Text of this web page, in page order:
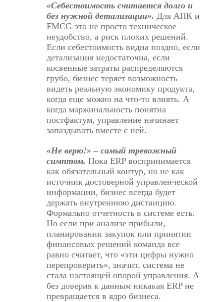
«Себестоимость считается долго и
без нужной детализации». Для АПК и
FMCG это не просто техническое
неудобство, а риск плохих решений.
Если себестоимость видна поздно, если
детализация недостаточна, если
косвенные затраты распределяются
грубо, бизнес теряет возможность
видеть реальную экономику продукта,
когда еще можно на что-то влиять. А
когда маржинальность понятна
постфактум, управление начинает
запаздывать вместе с ней.
«Не верю!» – самый тревожный
симптом. Пока ERP воспринимается
как обязательный контур, но не как
источник достоверной управленческой
информации, бизнес всегда будет
держать внутреннюю дистанцию.
Формально отчетность в системе есть.
Но если при анализе прибыли,
планировании закупок или принятии
финансовых решений команда все
равно считает, что «эти цифры нужно
перепроверить», значит, система не
стала настоящей опорой управления. А
без доверия к данным никакая ERP не
превращается в ядро бизнеса.